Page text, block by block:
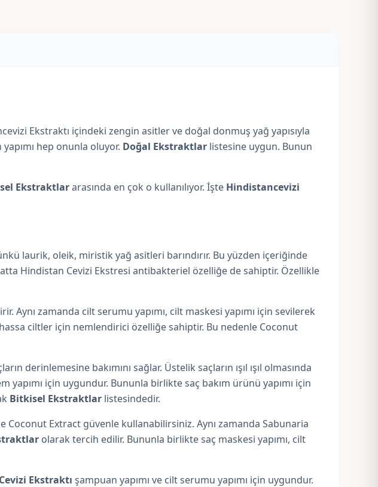
Ekstraktı içindeki zengin asitler ve doğal donmuş yağ yapısıyla
hep onunla oluyor. Doğal Ekstraktlar listesine uygun. Bunun
Ekstraktlararasında en çok o kullanılıyor. İşte Hindistancevizi
laurik, oleik, miristik yağ asitleri barındırır. Bu yüzden içeriğinde
Hindistan Cevizi Ekstresi antibakteriel özelliğe de sahiptir. Özellikle
zamanda cilt serumu yapımı, cilt maskesi yapımı için sevilerek
ciltler için nemlendirici özelliğe sahiptir. Bu nedenle Coconut
derinlemesine bakımını sağlar. Üstelik saçların ışıl ışıl olmasında
için uygundur. Bununla birlikte saç bakım ürünü yapımı için
Bitkisel Ekstraktlar listesindedir.
Extract güvenle kullanabilirsiniz. Aynı zamanda Sabunaria
olarak tercih edilir. Bununla birlikte saç maskesi yapımı, cilt
Ekstraktı şampuan yapımı ve cilt serumu yapımı için uygundur.